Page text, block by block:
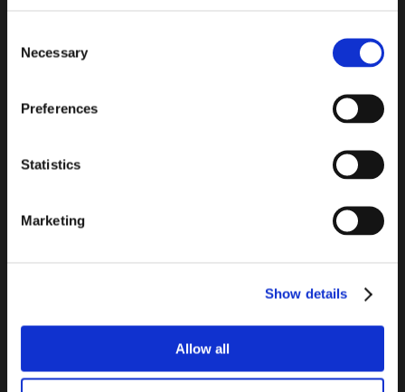
Selection
Necessary
Preferences
Statistics
Marketing
Show details
Allow all
Avec un dessin de verre lisse et
ondulé, Pegasus est une gamme
complète et assortie de couleurs,
de formats et de finitions.
Dessin de verre lisse et ondulé avec des joints invisibles,
finitions de verre répondant à chaque besoin et au goût de